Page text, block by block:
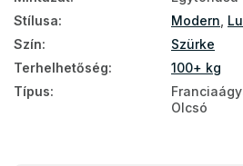
Stílusa: Modern
Szín:
Szürke
Terhelhetőség:
100+ kg
Típus:
Olcsó